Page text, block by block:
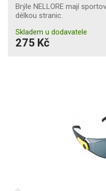
Brýle NELLORE mají
délkou stranic.
Skladem u dodavatele
275 Kč